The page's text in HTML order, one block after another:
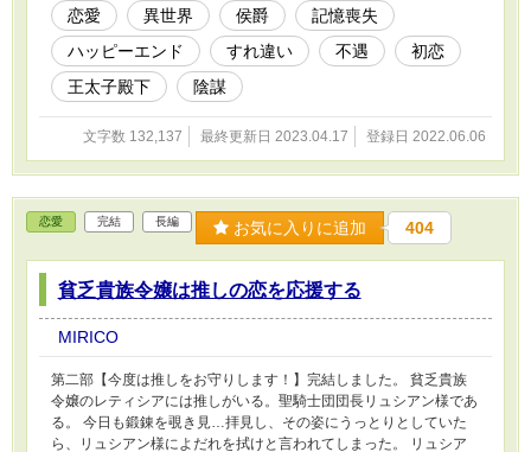
いいのよ？ それなのに、旦那様までもが私にかまってくる。旦那
様は一体何がしたいのかしら…？ 小説家になろう様に掲載済みで
す。
恋愛 異世界 侯爵
記憶喪失
ハッピーエンド
すれ違い 不遇
初恋
王太子殿下
陰謀
文字数 132,137 最終更新日 2023.04.17 登録日 2022.06.06
恋愛 完結 長編 お気に入りに追加 404
貧乏貴族令嬢は推しの恋を応援する
MIRICO
第二部【今度は推しをお守りします！】完結しました。 貧乏貴族
令嬢のレティシアには推しがいる。聖騎士団団長リュシアン様であ
る。 今日も鍛錬を覗き見…拝見し、その姿にうっとりとしていた
ら、リュシアン様によだれを拭けと言われてしまった。 リュシア